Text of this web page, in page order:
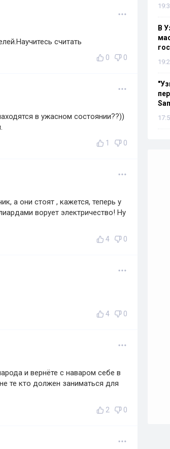
считать
0 0
в ужасном состоянии??))
1 0
а они стоят , кажется, теперь у
ворует электричество! Ну
4 0
4 0
и вернёте с наваром себе в
те кто должен заниматься для
2 0
В